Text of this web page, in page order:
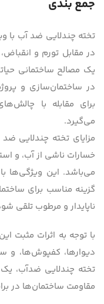
جمع بندی
تخته چندلایی ضد آب با
در مقابل تورم و
یک مصالح ساختمانی
در ساختمان‌سازی و
برای مقابله با
می‌گیرد.
مزایای تخته چندلایی
خسارات ناشی از آب، و
می‌باشد. این ویژگی‌ها
گزینه مناسب برای
ناپایدار و مرطوب تلقی
با توجه به اثرات مثبت
دیوارها، کفپوش‌ها، و
تخته چندلایی ضدآب،
مقاومت ساختمان‌ها در